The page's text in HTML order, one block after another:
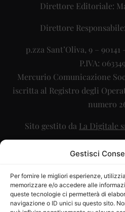
Gestisci
Per fornire le migliori esperienze,
memorizzare e/o accedere alle
queste tecnologie ci permetterà di
navigazione o ID unici su questo sito.
Direttore Editoriale:
Direttore
p.zza Sant’Oliva, 9 – 90141
P.IVA:
Mercurio Comunicazione
iscritta al Registro degli
numero
Sito gestito da La Digitale